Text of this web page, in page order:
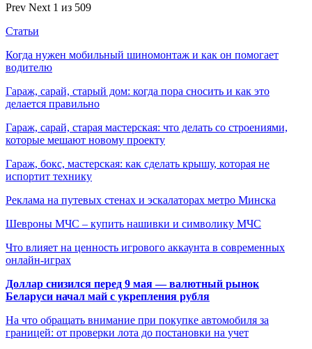
Prev Next 1 из 509
Статьи
Когда нужен мобильный шиномонтаж и как он помогает
водителю
Гараж, сарай, старый дом: когда пора сносить и как это
делается правильно
Гараж, сарай, старая мастерская: что делать со строениями,
которые мешают новому проекту
Гараж, бокс, мастерская: как сделать крышу, которая не
испортит технику
Реклама на путевых стенах и эскалаторах метро Минска
Шевроны МЧС – купить нашивки и символику МЧС
Что влияет на ценность игрового аккаунта в современных
онлайн-играх
Доллар снизился перед 9 мая — валютный рынок
Беларуси начал май с укрепления рубля
На что обращать внимание при покупке автомобиля за
границей: от проверки лота до постановки на учет